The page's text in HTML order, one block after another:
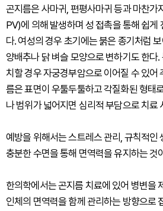
곤지름은 사마귀, 편평사마귀 등과 마찬가
PV)에 의해 발생하며 성 접촉을 통해 쉽게
다. 여성의 경우 초기에는 붉은 종기처럼
양배추나 닭 벼슬 모양으로 변하기도 한다
치할 경우 자궁경부암으로 이어질 수 있어
름은 표면이 우툴두툴하고 각질화된 형태
나 범위가 넓어지면 심리적 부담으로 치료
예방을 위해서는 스트레스 관리, 규칙적인
충분한 수면을 통해 면역력을 유지하는 것
한의학에서는 곤지름 치료에 있어 병변을
인체의 면역력을 함께 관리하는 방향으로